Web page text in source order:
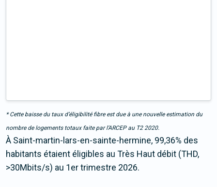
* Cette baisse du taux d’éligibilité fibre est due à une nouvelle estimation du
nombre de logements totaux faite par l’ARCEP au T2 2020.
À Saint-martin-lars-en-sainte-hermine, 99,36% des
habitants étaient éligibles au Très Haut débit (THD,
>30Mbits/s) au 1er trimestre 2026.